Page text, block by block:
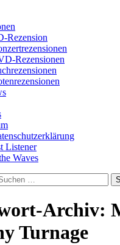
Rezension
Rezensionen
Listener
Waves
Archiv:
Turnage